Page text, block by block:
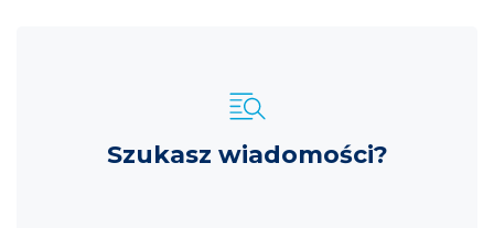
Szukasz wiadomości?